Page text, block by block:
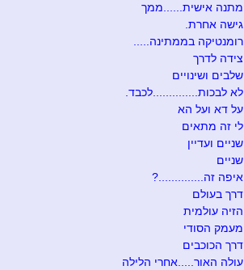
מתנה אישית......ממך
גישה אחרת.
רומנטיקה בממתינה.....
צידה לדרך
שלבים ושינויים
לא לבכות..............לכבד.
על דא ועל הא
לי זה מתאים
שניים ועדיין
שניים
איפה זה..............?
דרך בעולם
הזיה עולמית
מעמק הסודי
דרך הכוכבים
עולה האור.....אחרי הלילה